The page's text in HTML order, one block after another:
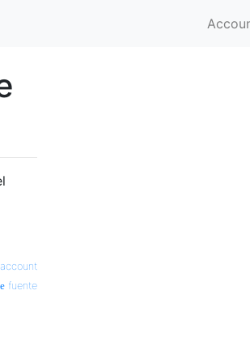
fuente